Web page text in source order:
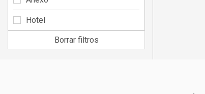
Hotel
Borrar filtros